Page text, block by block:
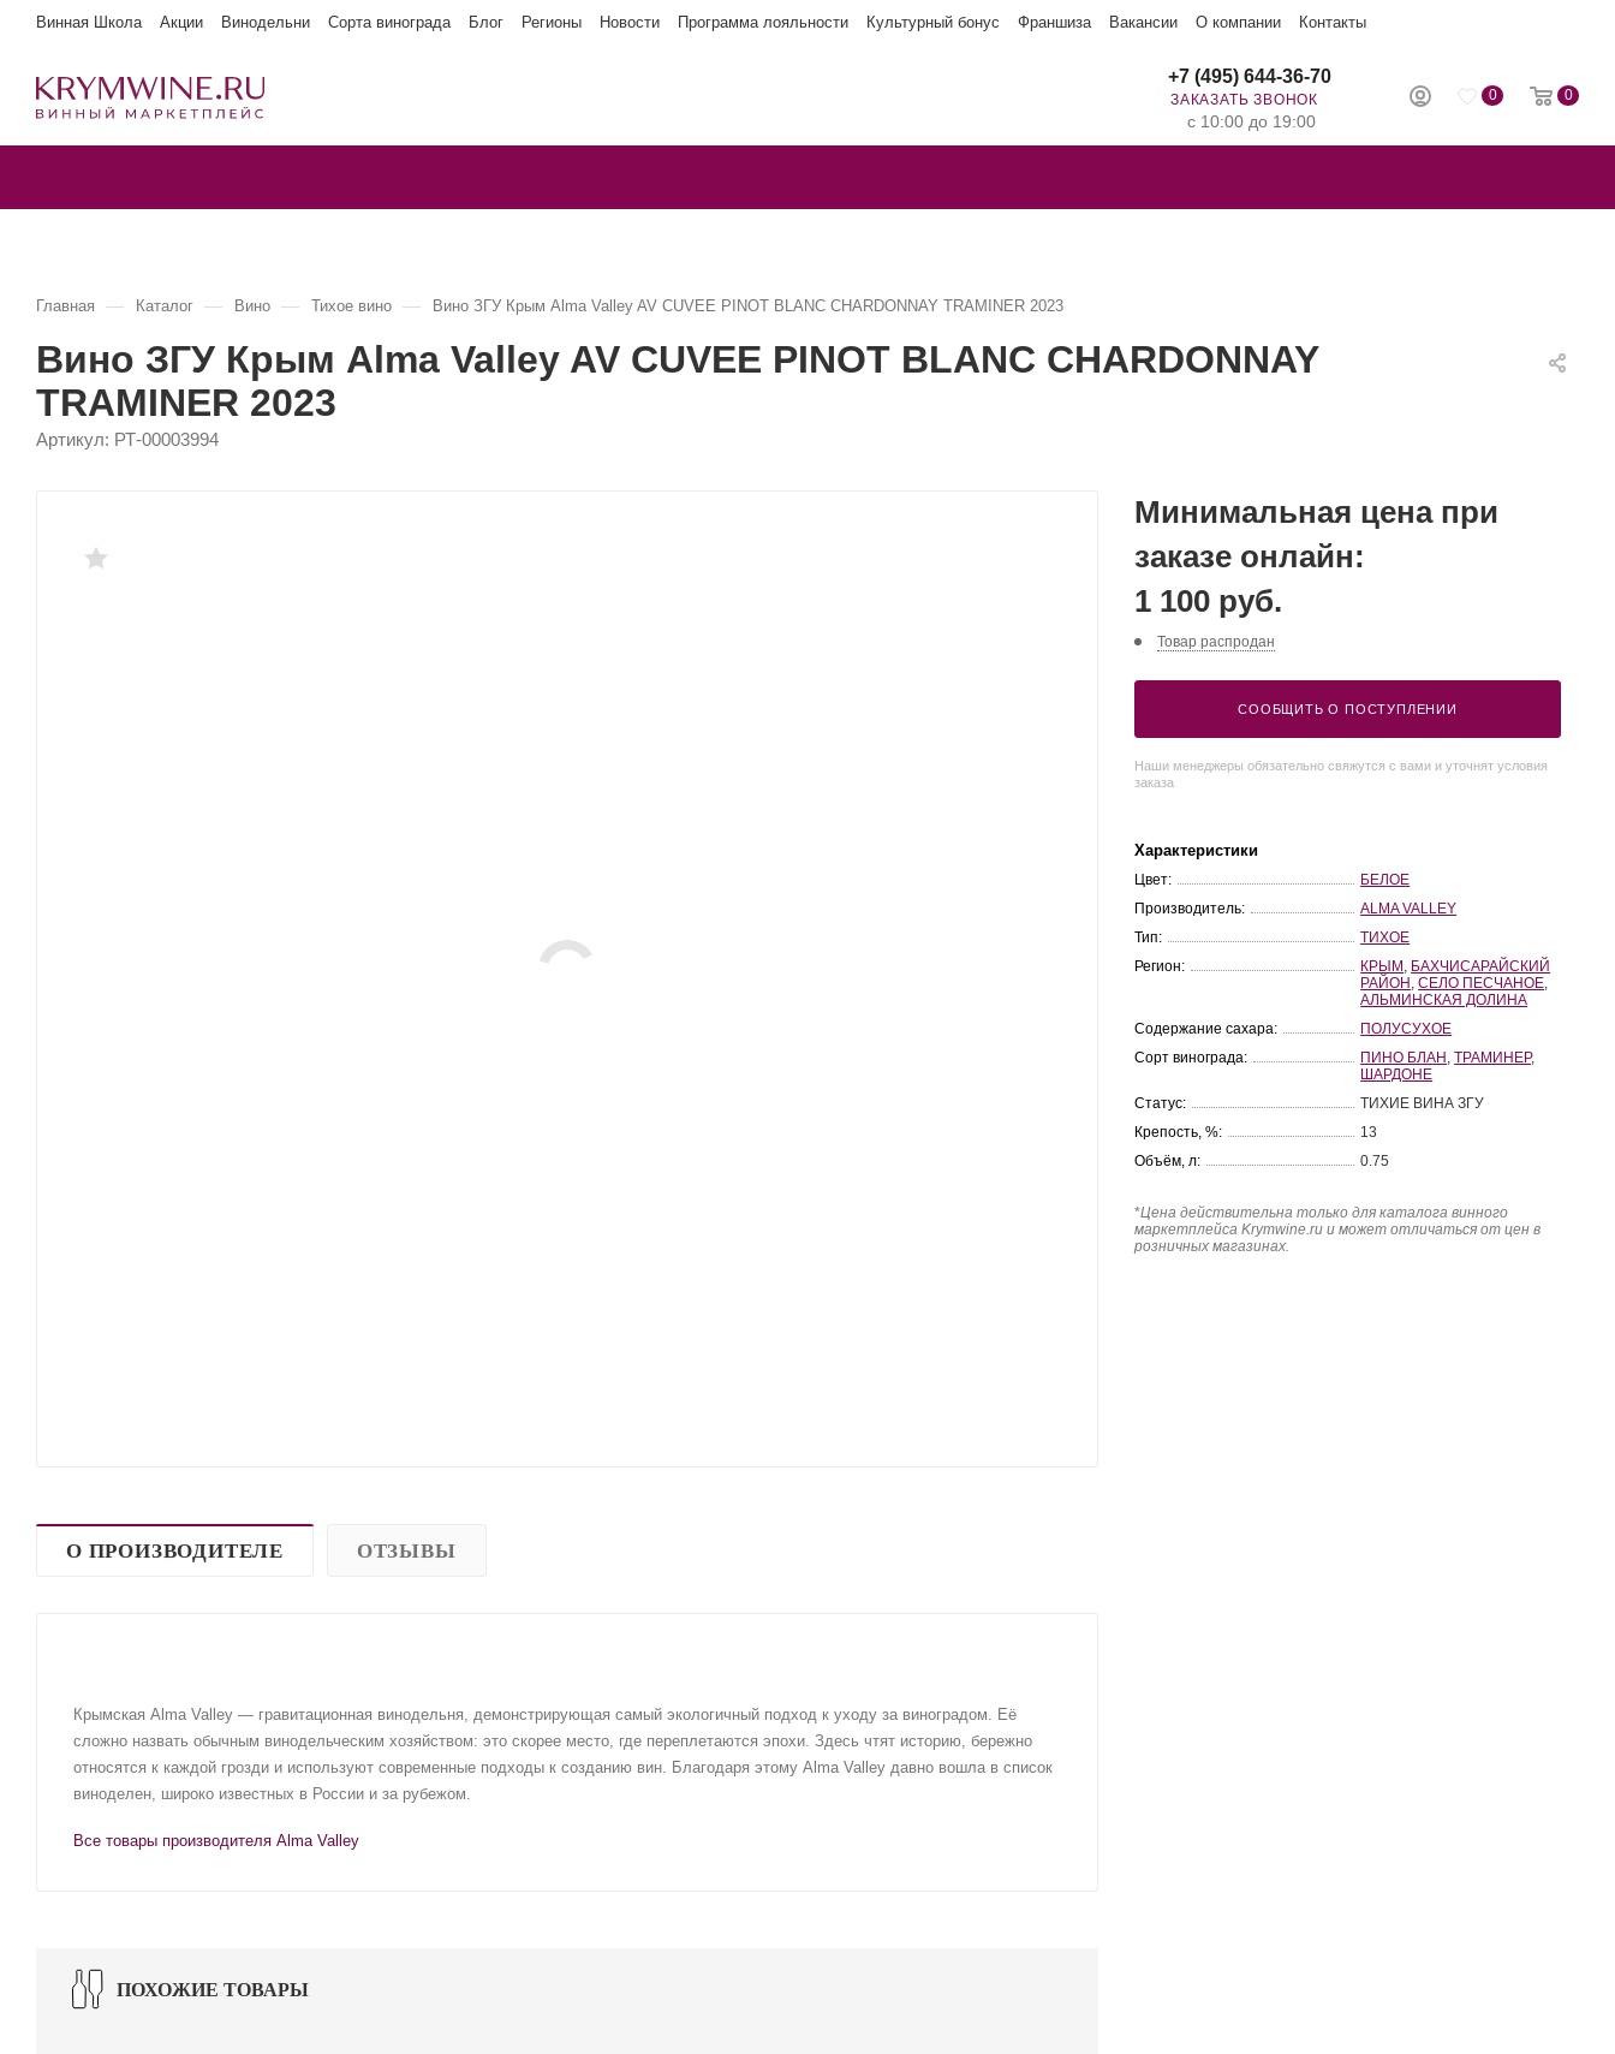
Винная Школа Акции Винодельни Сорта винограда Блог Регионы Новости Программа лояльности Культурный бонус Франшиза Вакансии О компании Контакты
0 0
+7 (495) 644-36-70
ЗАКАЗАТЬ ЗВОНОК
с 10:00 до 19:00
Главная — Каталог — Вино — Тихое вино — Вино ЗГУ Крым Alma Valley AV CUVEE PINOT BLANC CHARDONNAY TRAMINER 2023
Вино ЗГУ Крым Alma Valley AV CUVEE PINOT BLANC CHARDONNAY
TRAMINER 2023
Артикул: РТ-00003994
О ПРОИЗВОДИТЕЛЕ ОТЗЫВЫ
Крымская Alma Valley — гравитационная винодельня, демонстрирующая самый экологичный подход к уходу за виноградом. Её
сложно назвать обычным винодельческим хозяйством: это скорее место, где переплетаются эпохи. Здесь чтят историю, бережно
относятся к каждой грозди и используют современные подходы к созданию вин. Благодаря этому Alma Valley давно вошла в список
виноделен, широко известных в России и за рубежом.
Все товары производителя Alma Valley
ПОХОЖИЕ ТОВАРЫ
Минимальная цена при
заказе онлайн:
1 100 руб.
Товар распродан
СООБЩИТЬ О ПОСТУПЛЕНИИ
Наши менеджеры обязательно свяжутся с вами и уточнят условия
заказа
Характеристики
Цвет:
БЕЛОЕ
Производитель:
ALMA VALLEY
Тип:
ТИХОЕ
Регион:
КРЫМ БАХЧИСАРАЙСКИЙ
РАЙОН ,СЕЛО ПЕСЧАНОЕ
АЛЬМИНСКАЯ ДОЛИНА
Содержание сахара:
ПОЛУСУХОЕ
Сорт винограда:
ПИНО БЛАН ,ТРАМИНЕР,
ШАРДОНЕ
Статус:
ТИХИЕ ВИНА ЗГУ
Крепость, %:
13
Объём, л:
0.75
*Цена действительна только для каталога винного
маркетплейса Krymwine.ru и может отличаться от цен в
розничных магазинах.